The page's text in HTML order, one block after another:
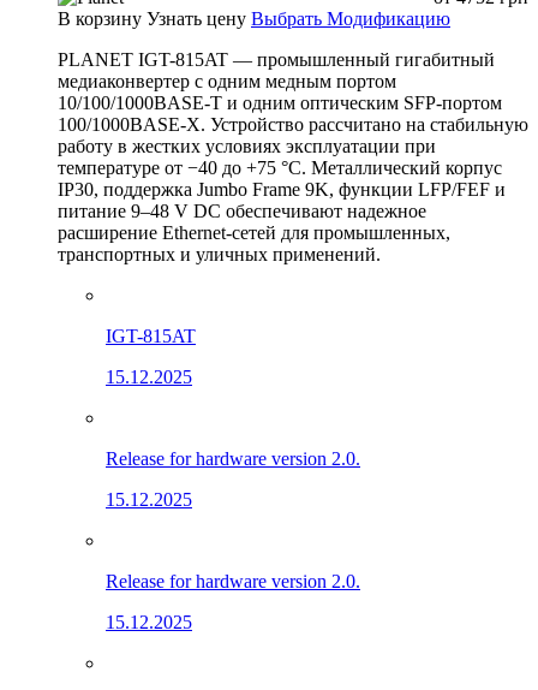
В корзину Узнать цену Выбрать Модификацию
PLANET IGT-815AT — промышленный гигабитный
медиаконвертер с одним медным портом
10/100/1000BASE-T и одним оптическим SFP-портом
100/1000BASE-X. Устройство рассчитано на стабильную
работу в жестких условиях эксплуатации при
температуре от −40 до +75 °C. Металлический корпус
IP30, поддержка Jumbo Frame 9K, функции LFP/FEF и
питание 9–48 V DC обеспечивают надежное
расширение Ethernet-сетей для промышленных,
транспортных и уличных применений.
IGT-815AT
15.12.2025
Release for hardware version 2.0.
15.12.2025
Release for hardware version 2.0.
15.12.2025